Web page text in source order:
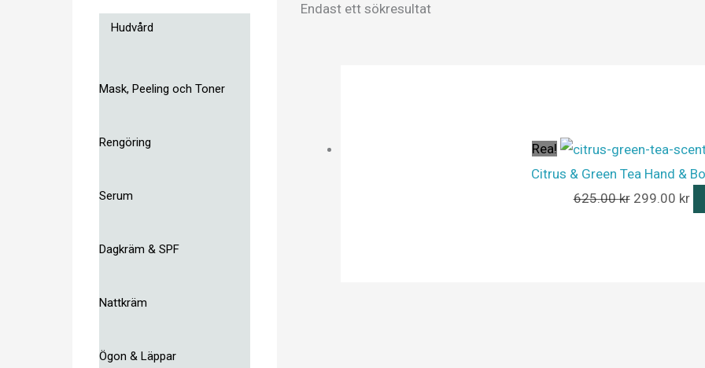
Hudvård
Mask, Peeling och Toner
Rengöring
Serum
Dagkräm & SPF
Nattkräm
Ögon & Läppar
Endast ett sökresultat
Rea!
Citrus & Green Tea Hand &
625.00kr
var:
625.00 kr.
299.00 kr
är: